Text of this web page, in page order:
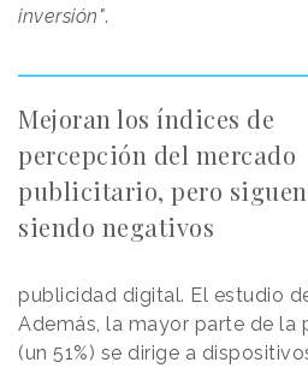
inversión".
Mejoran los índices de
percepción del mercado
publicitario, pero siguen
siendo negativos
publicidad digital. El estudio
Además, la mayor parte de
(un 51%) se dirige a